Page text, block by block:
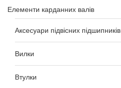
Елементи карданних валів
Аксесуари підвісних підшипників
Вилки
Втулки